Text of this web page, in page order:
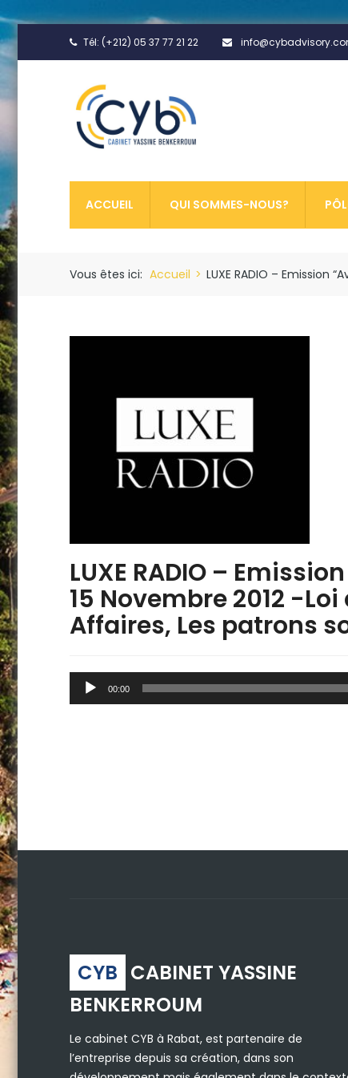
Tél: (+212) 05 37 77 21 22
ACCUEIL QUI SOMMES-NOUS?
Vous êtes ici: Accueil > LUXE RADIO – Emission
LUXE RADIO –
15 Novembre 2012 -
Affaires, Les patrons
Lecteur
audio
00:00
CYB CABINET YASSINE
BENKERROUM
Le cabinet CYB à Rabat, est partenaire de
l’entreprise depuis sa création, dans son